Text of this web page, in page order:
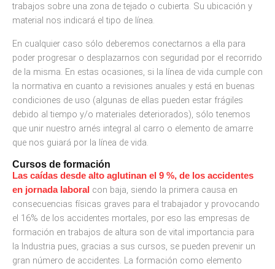
trabajos sobre una zona de tejado o cubierta. Su ubicación y
material nos indicará el tipo de línea.
En cualquier caso sólo deberemos conectarnos a ella para
poder progresar o desplazarnos con seguridad por el recorrido
de la misma. En estas ocasiones, si la línea de vida cumple con
la normativa en cuanto a revisiones anuales y está en buenas
condiciones de uso (algunas de ellas pueden estar frágiles
debido al tiempo y/o materiales deteriorados), sólo tenemos
que unir nuestro arnés integral al carro o elemento de amarre
que nos guiará por la línea de vida.
Cursos de formación
Las caídas desde alto aglutinan el 9 %, de los accidentes
en jornada laboral con baja, siendo la primera causa en
consecuencias físicas graves para el trabajador y provocando
el 16% de los accidentes mortales, por eso las empresas de
formación en trabajos de altura son de vital importancia para
la Industria pues, gracias a sus cursos, se pueden prevenir un
gran número de accidentes. La formación como elemento